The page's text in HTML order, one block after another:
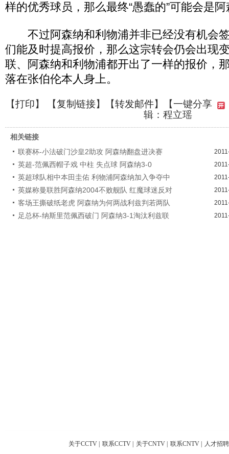
样的优秀球员，那么最终“愚蠢的”可能会是
不过阿森纳和利物浦并非已经没有机会
们能及时提高报价，那么这宗转会仍会出现
联、阿森纳和利物浦都开出了一样的报价，
落在张伯伦本人身上。
【打印】 【复制链接】【转发邮件】
【一键分享
辑：程立瑶
相关链接
联赛杯-小法破门沙皇2助攻 阿森纳翻盘进决赛
英超-范佩西帽子戏 中柱 失点球 阿森纳3-0
英超球队相中本田圭佑 利物浦阿森纳加入争夺中
英媒称曼联胜阿森纳2004不败舰队 红魔球迷反对
客场王撕破纸老虎 阿森纳为何两战利兹判若两队
足总杯-纳斯里范佩西破门 阿森纳3-1淘汰利兹联
关于CCTV | 联系CCTV | 关于CNTV | 联系CNTV | 人才招聘